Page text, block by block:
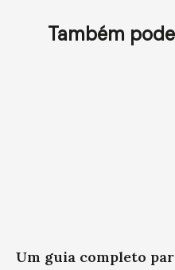
Também
Um guia completo